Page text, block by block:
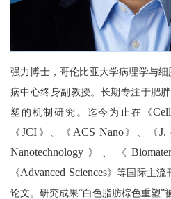
强力博士，哥伦比亚大学病理学与细
病中心终身副教授。长期专注于肥
塑的机制研究。迄今为止在《Cell
《JCI 》、《 ACS Nano》、《J.
Nanotechnology 》、《
《Advanced Sciences》等国际主流
论文。研究成果“白色脂肪棕色重塑”